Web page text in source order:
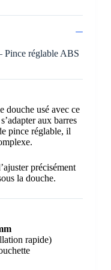
Pince réglable ABS
douche usé avec ce
aux barres
pince réglable, il
précisément
la douche.
rapide)